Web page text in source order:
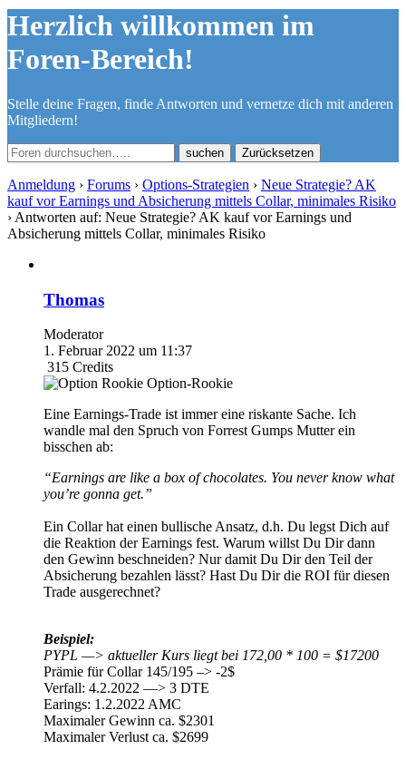
Herzlich willkommen im
Foren-Bereich!
Stelle deine Fragen, finde Antworten und vernetze dich mit anderen
Mitgliedern!
Zurücksetzen
Anmeldung › Forums › Options-Strategien › Neue Strategie? AK
kauf vor Earnings und Absicherung mittels Collar, minimales Risiko
› Antworten auf: Neue Strategie? AK kauf vor Earnings und
Absicherung mittels Collar, minimales Risiko
Thomas
Moderator
1. Februar 2022 um 11:37
315 Credits
Option-Rookie
Eine Earnings-Trade ist immer eine riskante Sache. Ich
wandle mal den Spruch von Forrest Gumps Mutter ein
bisschen ab:
“Earnings are like a box of chocolates. You never know what
you’re gonna get.”
Ein Collar hat einen bullische Ansatz, d.h. Du legst Dich auf
die Reaktion der Earnings fest. Warum willst Du Dir dann
den Gewinn beschneiden? Nur damit Du Dir den Teil der
Absicherung bezahlen lässt? Hast Du Dir die ROI für diesen
Trade ausgerechnet?
Beispiel:
PYPL —> aktueller Kurs liegt bei 172,00 * 100 = $17200
Prämie für Collar 145/195 –> -2$
Verfall: 4.2.2022 —> 3 DTE
Earings: 1.2.2022 AMC
Maximaler Gewinn ca. $2301
Maximaler Verlust ca. $2699